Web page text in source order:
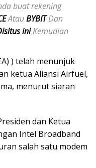
buat rekening
AtauBYBITDan
iniKemudian
) telah menunjuk
ketua Aliansi Airfuel,
menurut siaran
dan Ketua
Intel Broadband
salah satu modem